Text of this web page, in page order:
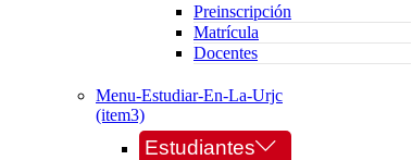
Preinscripción
Matrícula
Docentes
Menu-Estudiar-En-La-Urjc
(item3)
Estudiantes